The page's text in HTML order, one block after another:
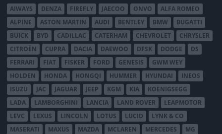
AIWAYS DENZA FIREFLY JAECOO ONVO
ALFA ROMEO
ALPINE
ASTON MARTIN AUDI BENTLEY BMW
BUGATTI
BUICK
BYD CADILLAC CATERHAM CHEVROLET
CHRYSLER
CITROËN
CUPRA DACIA DAEWOO DFSK DODGE
DS
FERRARI
FIAT FISKER FORD GENESIS
GWM WEY
HOLDEN
HONDA HONGQI HUMMER HYUNDAI
INEOS
ISUZU
JAC JAGUAR JEEP KGM KIA
KOENIGSEGG
LADA
LAMBORGHINI LANCIA LAND ROVER
LEAPMOTOR
LEVC
LEXUS LINCOLN LOTUS LUCID
LYNK & CO
MASERATI
MAXUS MAZDA MCLAREN MERCEDES
MG